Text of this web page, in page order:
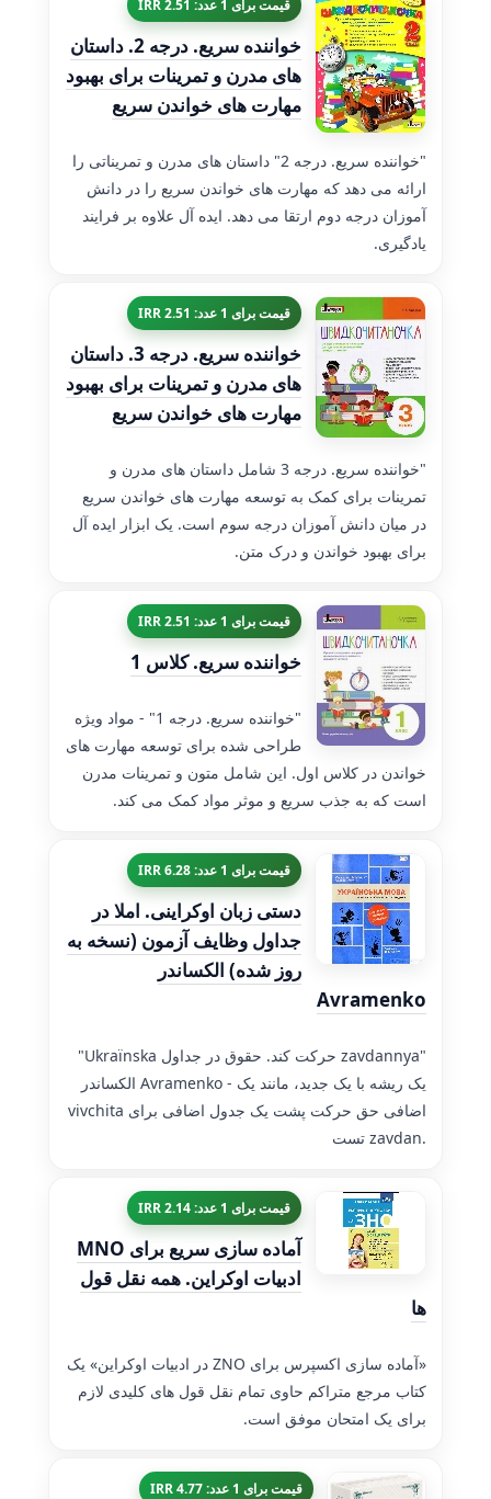
قیمت برای 1 عدد: 2.51 IRR
خواننده سریع. درجه 2. داستان
های مدرن و تمرینات برای بهبود
مهارت های خواندن سریع
"خواننده سریع. درجه 2" داستان های مدرن و تمریناتی را
ارائه می دهد که مهارت های خواندن سریع را در دانش
آموزان درجه دوم ارتقا می دهد. ایده آل علاوه بر فرایند
یادگیری.
قیمت برای 1 عدد: 2.51 IRR
خواننده سریع. درجه 3. داستان
های مدرن و تمرینات برای بهبود
مهارت های خواندن سریع
"خواننده سریع. درجه 3 شامل داستان های مدرن و
تمرینات برای کمک به توسعه مهارت های خواندن سریع
در میان دانش آموزان درجه سوم است. یک ابزار ایده آل
برای بهبود خواندن و درک متن.
قیمت برای 1 عدد: 2.51 IRR
خواننده سریع. کلاس 1
"خواننده سریع. درجه 1" - مواد ویژه
طراحی شده برای توسعه مهارت های
خواندن در کلاس اول. این شامل متون و تمرینات مدرن
است که به جذب سریع و موثر مواد کمک می کند.
قیمت برای 1 عدد: 6.28 IRR
دستی زبان اوکراینی. املا در
جداول وظایف آزمون (نسخه به
روز شده) الکساندر
Avramenko
"Ukraїnska حرکت کند. حقوق در جداول zavdannya"
الکساندر Avramenko - یک ریشه با یک جدید، مانند یک
vivchita اضافی حق حرکت پشت یک جدول اضافی برای
تست zavdan.
قیمت برای 1 عدد: 2.14 IRR
آماده سازی سریع برای MNO
ادبیات اوکراین. همه نقل قول
ها
«آماده سازی اکسپرس برای ZNO در ادبیات اوکراین» یک
کتاب مرجع متراکم حاوی تمام نقل قول های کلیدی لازم
برای یک امتحان موفق است.
قیمت برای 1 عدد: 4.77 IRR